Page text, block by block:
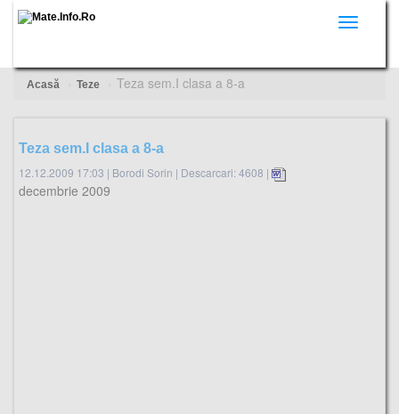
Toggle
Acasă Teze Teza sem.I clasa a 8-a
Teza sem.I clasa a 8-a
12.12.2009 17:03 | Borodi Sorin | Descarcari: 4608 |
decembrie 2009